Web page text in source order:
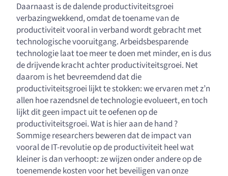
Daarnaast is de dalende productiviteitsgroei
verbazingwekkend, omdat de toename van de
productiviteit vooral in verband wordt gebracht met
technologische vooruitgang. Arbeidsbesparende
technologie laat toe meer te doen met minder, en is dus
de drijvende kracht achter productiviteitsgroei. Net
daarom is het bevreemdend dat die
productiviteitsgroei lijkt te stokken: we ervaren met z’n
allen hoe razendsnel de technologie evolueert, en toch
lijkt dit geen impact uit te oefenen op de
productiviteitsgroei. Wat is hier aan de hand ?
Sommige researchers beweren dat de impact van
vooral de IT-revolutie op de productiviteit heel wat
kleiner is dan verhoopt: ze wijzen onder andere op de
toenemende kosten voor het beveiligen van onze